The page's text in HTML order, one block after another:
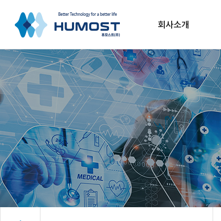
회사소개
CEO인사말
연혁
조직도
VISION
CI소개
채용정보
오시는길